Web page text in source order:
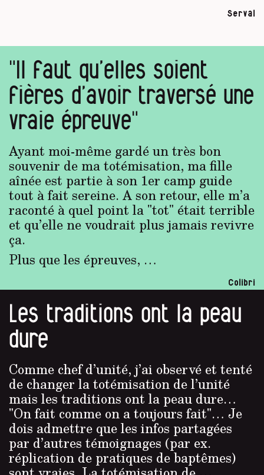
Serval
"Il faut qu’elles soient
fières d’avoir traversé une
vraie épreuve"
Ayant moi-même gardé un très bon
souvenir de ma totémisation, ma fille
aînée est partie à son 1er camp guide
tout à fait sereine. A son retour, elle m’a
raconté à quel point la "tot" était terrible
et qu’elle ne voudrait plus jamais revivre
ça.
Plus que les épreuves, …
Colibri
Les traditions ont la peau
dure
Comme chef d’unité, j’ai observé et tenté
de changer la totémisation de l’unité
mais les traditions ont la peau dure…
"On fait comme on a toujours fait"… Je
dois admettre que les infos partagées
par d’autres témoignages (par ex.
réplication de pratiques de baptêmes)